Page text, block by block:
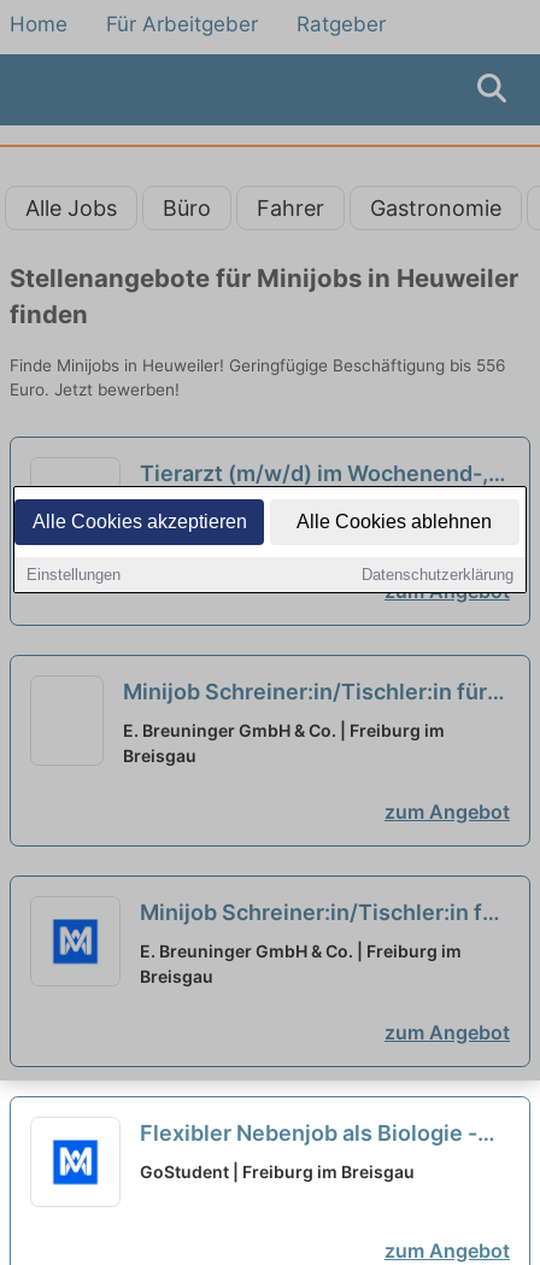
Alle Cookies akzeptieren Alle Cookies ablehnen
Einstellungen Datenschutzerklärung
Home Für Arbeitgeber Ratgeber
Alle Jobs Büro Fahrer Gastronomie
Stellenangebote für Minijobs in Heuweiler
finden
Finde Minijobs in Heuweiler! Geringfügige Beschäftigung bis 556
Euro. Jetzt bewerben!
Tierarzt (m/w/d) im Wochenend-,
Nacht- und Notdienst - Heilbronn
neu
VetStage GmbH | Freiburg im Breisgau
zum Angebot
Minijob Schreiner:in/Tischler:in für
den Laden- und Innenausbau neu
E. Breuninger GmbH & Co. | Freiburg im
Breisgau
zum Angebot
Minijob Schreiner:in/Tischler:in für
den Laden- und Innenausbau neu
E. Breuninger GmbH & Co. | Freiburg im
Breisgau
zum Angebot
Flexibler Nebenjob als Biologie -
Nachhilfelehrer*in (w/m/d)
GoStudent | Freiburg im Breisgau
zum Angebot